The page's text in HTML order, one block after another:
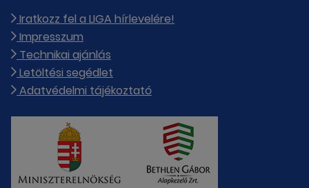
Iratkozz fel a LIGA hírlevelére!
Impresszum
Technikai ajánlás
Letöltési segédlet
Adatvédelmi tájékoztató